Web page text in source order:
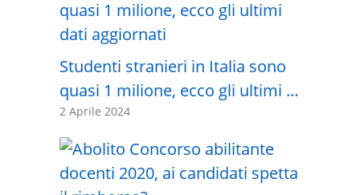
Studenti stranieri in Italia sono
quasi 1 milione, ecco gli ultimi …
2 Aprile 2024